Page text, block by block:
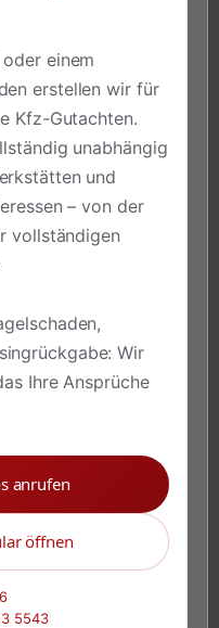
einem
erstellen wir für
Kfz-Gutachten.
unabhängig
und
– von der
vollständigen
Wir
Ihre Ansprüche
anrufen
öffnen
5543